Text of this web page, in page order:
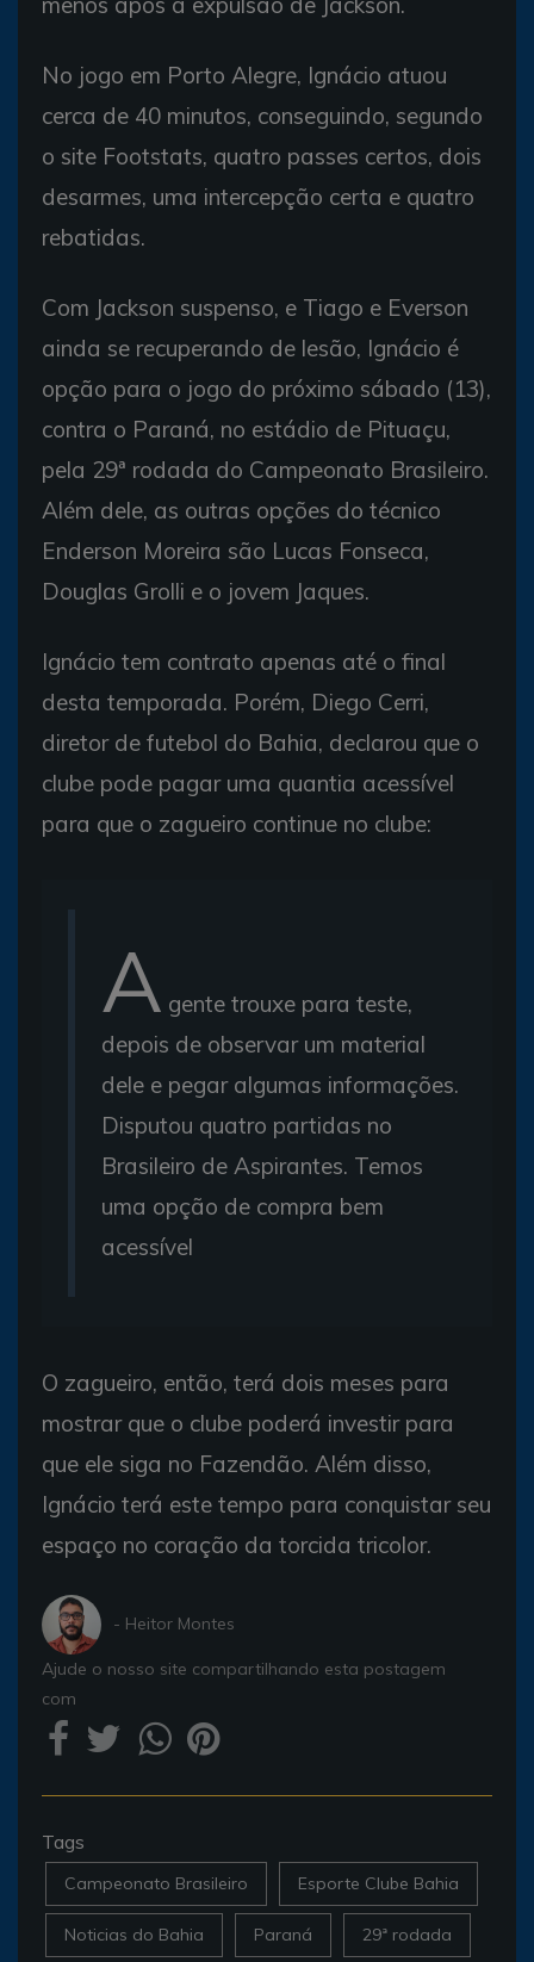
No jogo em Porto Alegre, Ignácio atuou
cerca de 40 minutos, conseguindo, segundo
o site Footstats, quatro passes certos, dois
desarmes, uma intercepção certa e quatro
rebatidas.
Com Jackson suspenso, e Tiago e Everson
ainda se recuperando de lesão, Ignácio é
opção para o jogo do próximo sábado (13),
contra o Paraná, no estádio de Pituaçu,
pela 29ª rodada do Campeonato Brasileiro.
Além dele, as outras opções do técnico
Enderson Moreira são Lucas Fonseca,
Douglas Grolli e o jovem Jaques.
Ignácio tem contrato apenas até o final
desta temporada. Porém, Diego Cerri,
diretor de futebol do Bahia, declarou que o
clube pode pagar uma quantia acessível
para que o zagueiro continue no clube:
A gente trouxe para teste,
depois de observar um material
dele e pegar algumas informações.
Disputou quatro partidas no
Brasileiro de Aspirantes. Temos
uma opção de compra bem
acessível
O zagueiro, então, terá dois meses para
mostrar que o clube poderá investir para
que ele siga no Fazendão. Além disso,
Ignácio terá este tempo para conquistar seu
espaço no coração da torcida tricolor.
- Heitor Montes
Ajude o nosso site compartilhando esta postagem
com
Tags
Campeonato Brasileiro Esporte Clube Bahia
Noticias do Bahia Paraná 29ª rodada